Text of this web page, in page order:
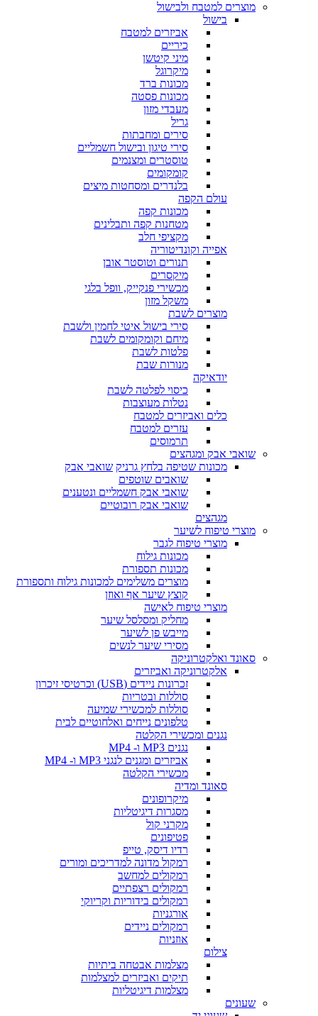
מוצרים למטבח ולבישול
בישול
אביזרים למטבח
כיריים
מיני קיטשן
מיקרוגל
מכונות ברד
מכונות פסטה
מעבדי מזון
גריל
סירים ומחבתות
סירי טיגון ובישול חשמליים
טוסטרים ומצנמים
קומקומים
בלנדרים ומסחטות מיצים
עולם הקפה
מכונות קפה
מטחנות קפה ותבלינים
מקציפי חלב
אפייה וקונדיטוריה
תנורים וטוסטר אובן
מיקסרים
מכשירי פנקייק, וופל בלגי
משקל מזון
מוצרים לשבת
סירי בישול איטי לחמין ולשבת
מיחם וקומקומים לשבת
פלטות לשבת
מנורות שבת
יודאיקה
כיסוי לפלטה לשבת
נטלות מעוצבות
כלים ואביזרים למטבח
עזרים למטבח
תרמוסים
שואבי אבק ומגהצים
מכונות שטיפה בלחץ גרניק שואבי אבק
שואבים שוטפים
שואבי אבק חשמליים ונטענים
שואבי אבק רובוטיים
מגהצים
מוצרי טיפוח לשיער
מוצרי טיפוח לגבר
מכונות גילוח
מכונות תספורת
מוצרים משלימים למכונות גילוח ותספורת
קוצץ שיער אף ואוזן
מוצרי טיפוח לאישה
מחליק ומסלסל שיער
מייבש פן לשיער
מסירי שיער לנשים
סאונד ואלקטרוניקה
אלקטרוניקה ואביזרים
זכרונות ניידים (USB) וכרטיסי זיכרון
סוללות ובטריות
סוללות למכשירי שמיעה
טלפונים נייחים ואלחוטיים לבית
נגנים ומכשירי הקלטה
נגנים MP3 ו- MP4
אביזרים ומגנים לנגני MP3 ו- MP4
מכשירי הקלטה
סאונד ומדיה
מיקרופונים
מסגרות דיגיטליות
מקרני קול
פטיפונים
רדיו דיסק, טייפ
רמקול מדונה למדריכים ומורים
רמקולים למחשב
רמקולים רצפתיים
רמקולים בידוריות וקריוקי
אורגניות
רמקולים ניידים
אוזניות
צילום
מצלמות אבטחה ביתיות
תיקים ואביזרים למצלמות
מצלמות דיגיטליות
שעונים